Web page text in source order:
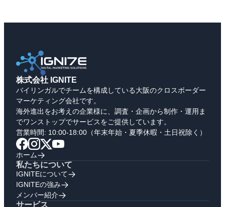
株式会社 IGNITE
バイリンガルでチームを構成している大阪のクロスボーダー
マーケティング会社です。
海外進出をお考えの企業様に、調査・企画から制作・運用ま
でワンストップでサービスをご提供しています。
営業時間: 10:00-18:00（年末年始・夏季休暇・土日祝除く）
ホーム
私たちについて
IGNITEについて
IGNITEの強み
メンバー紹介
サービス